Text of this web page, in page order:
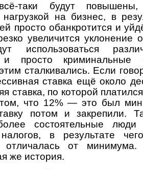
таки будут
на бизнес, в
просто обанкротится и
увеличится уклонение
использоваться
и просто
сталкивались. Если
ставка ещё около
ставка, по которой
том, что 12% — это был
потом и закрепили.
состоятельные люди
в результате
отличалась от
же история.